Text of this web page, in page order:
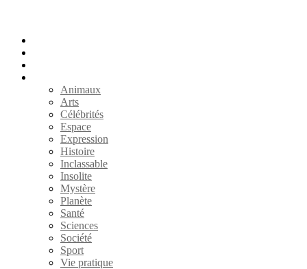
Animaux
Arts
Célébrités
Espace
Expression
Histoire
Inclassable
Insolite
Mystère
Planète
Santé
Sciences
Société
Sport
Vie pratique